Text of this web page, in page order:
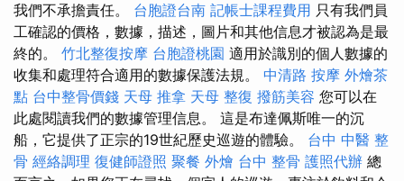
我們不承擔責任。 台胞證台南 記帳士課程費用 只有我們員
工確認的價格，數據，描述，圖片和其他信息才被認為是最
終的。 竹北整復按摩 台胞證桃園 適用於識別的個人數據的
收集和處理符合適用的數據保護法規。 中清路 按摩 外燴茶
點 台中整骨價錢 天母 推拿 天母 整復 撥筋美容 您可以在
此處閱讀我們的數據管理信息。 這是布達佩斯唯一的沉
船，它提供了正宗的19世紀歷史巡遊的體驗。 台中 中醫 整
骨 經絡調理 復健師證照 聚餐 外燴 台中 整骨 護照代辦 總